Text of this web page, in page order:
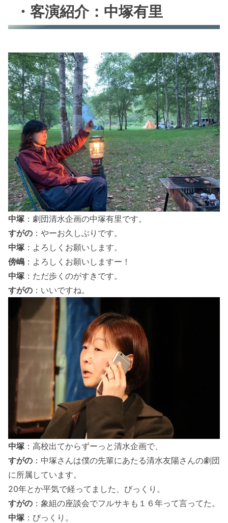
・客演紹介：中塚有里
中塚 ：劇団清水企画の中塚有里です。
すがの ：やーお久しぶりです。
中塚 ：よろしくお願いします。
傍嶋 ：よろしくお願いしますー！
中塚 ：ただ歩くのがすきです。
すがの ：いいですね。
中塚 ：高校出てからずーっと清水企画で、
すがの ：中塚さんは僕の先輩にあたる清水友陽さんの劇団
に所属しています。
20年とか平気で経ってました、びっくり。
すがの ：象組の座談会でフルサキも１６年って言ってた。
中塚 ：びっくり。